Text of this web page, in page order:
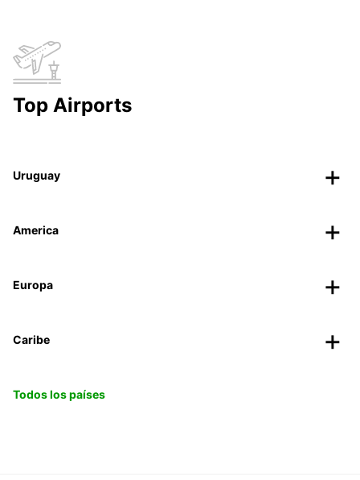
Top Airports
Uruguay
America
Europa
Caribe
Todos los países